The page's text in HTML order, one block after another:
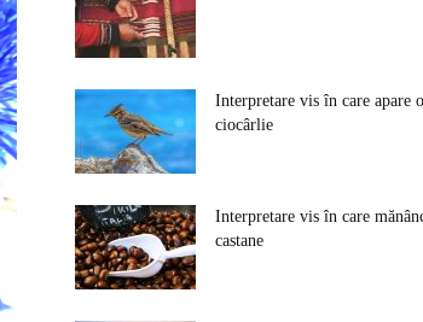
Interpretare vis în care apare o
ciocârlie
Interpretare vis în care
castane